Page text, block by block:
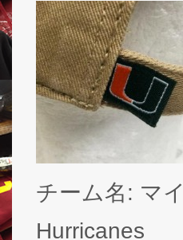
チーム名: マ
Hurricanes